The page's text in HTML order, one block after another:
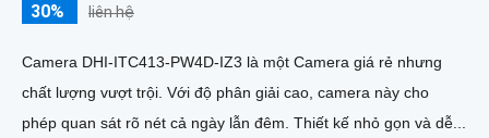
30% liên hệ
Camera DHI-ITC413-PW4D-IZ3 là một Camera giá rẻ nhưng
chất lượng vượt trội. Với độ phân giải cao, camera này cho
phép quan sát rõ nét cả ngày lẫn đêm. Thiết kế nhỏ gọn và dễ...